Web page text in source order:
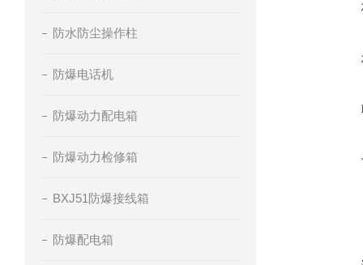
防水防尘操作柱
防爆电话机
防爆动力配电箱
防爆动力检修箱
BXJ51防爆接线箱
防爆配电箱